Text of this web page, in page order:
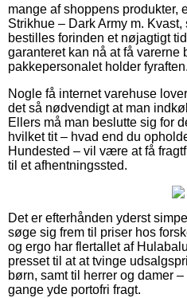
mange af shoppens produkter,
Strikhue – Dark Army m.
bestilles forinden et nøjagtigt
garanteret kan nå at få varerne
pakkepersonalet holder fyraften.
Nogle få internet varehuse
det så nødvendigt at man
Ellers må man beslutte sig for
hvilket tit – hvad end du
Hundested – vil være at få
til et afhentningssted.
Det er efterhånden yderst
søge sig frem til priser hos
og ergo har flertallet af
presset til at at tvinge
børn, samt til herrer og damer
gange yde portofri fragt.